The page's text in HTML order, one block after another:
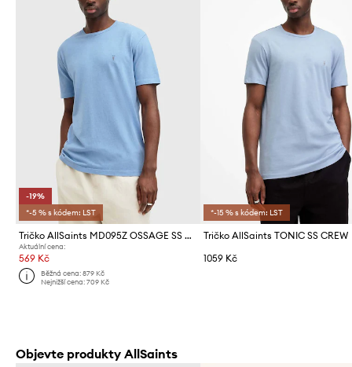
-19%
*-5 % s kódem: LST
Tričko AllSaints MD095Z OSSAGE SS CREW
Aktuální cena:
569 Kč
Běžná cena:879 Kč
Nejnižší cena:709 Kč
*-15 % s kódem: LST
Tričko AllSaints TONIC SS CREW
1059 Kč
Objevte produkty AllSaints